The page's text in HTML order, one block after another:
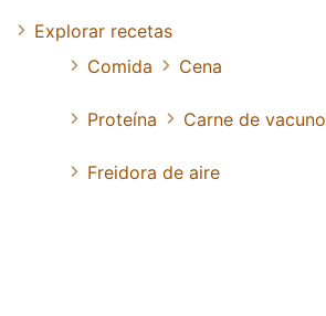
Explorar recetas
Comida
Cena
Proteína Carne de vacuno
Freidora de aire